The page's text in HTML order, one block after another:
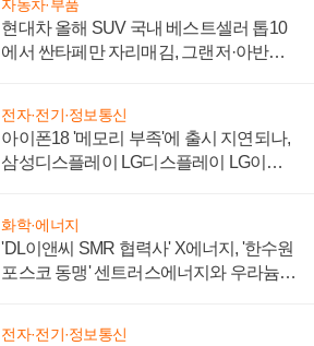
자동차·부품
현대차 올해 SUV 국내 베스트셀러 톱10
에서 싼타페만 자리매김, 그랜저·아반떼
전자·전기·정보통신
아이폰18 '메모리 부족'에 출시 지연되나,
삼성디스플레이 LG디스플레이 LG이노
화학·에너지
'DL이앤씨 SMR 협력사' X에너지, '한수원
포스코 동맹' 센트러스에너지와 우라늄
전자·전기·정보통신